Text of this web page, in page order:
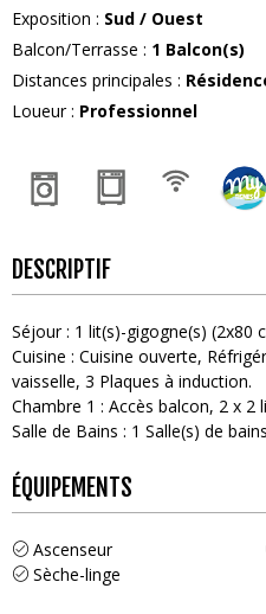
Exposition : Sud / Ouest
Balcon/Terrasse : 1 Balcon(s)
Distances principales :
Loueur: Professionnel
DESCRIPTIF
Séjour: 1 lit(s)-gigogne(s) (2x80
Cuisine : Cuisine ouverte
vaisselle 3 Plaques à induction
Chambre 1 : Accès balcon 2 x 2
Salle de Bains : 1 Salle(s) de
ÉQUIPEMENTS
Ascenseur
Sèche-linge